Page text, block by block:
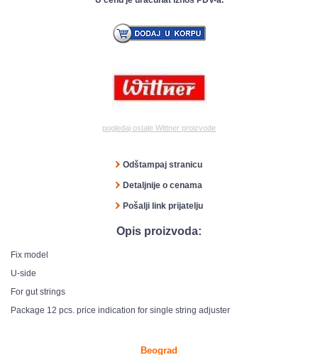
pogledaj ostale Wittner proizvode
Odštampaj stranicu
Detaljnije o cenama
Pošalji link prijatelju
Opis proizvoda:
Fix model
U-side
For gut strings
Package 12 pcs. price indication for single string adjuster
Beograd